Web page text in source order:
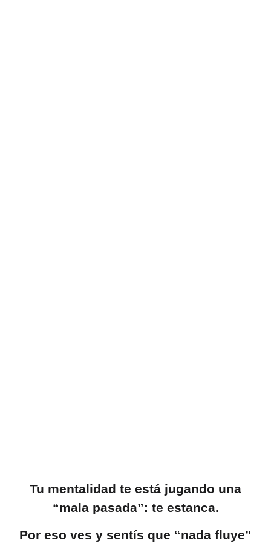
Tu mentalidad te está jugando una
“mala pasada”: te estanca.
Por eso ves y sentís que “nada fluye”